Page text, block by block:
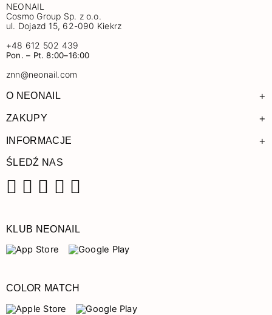
NEONAIL
Cosmo Group Sp. z o.o.
ul. Dojazd 15, 62-090 Kiekrz
+48 612 502 439
Pon. – Pt. 8:00–16:00
znn@neonail.com
O NEONAIL +
ZAKUPY +
INFORMACJE +
ŚLEDŹ NAS
KLUB NEONAIL
COLOR MATCH